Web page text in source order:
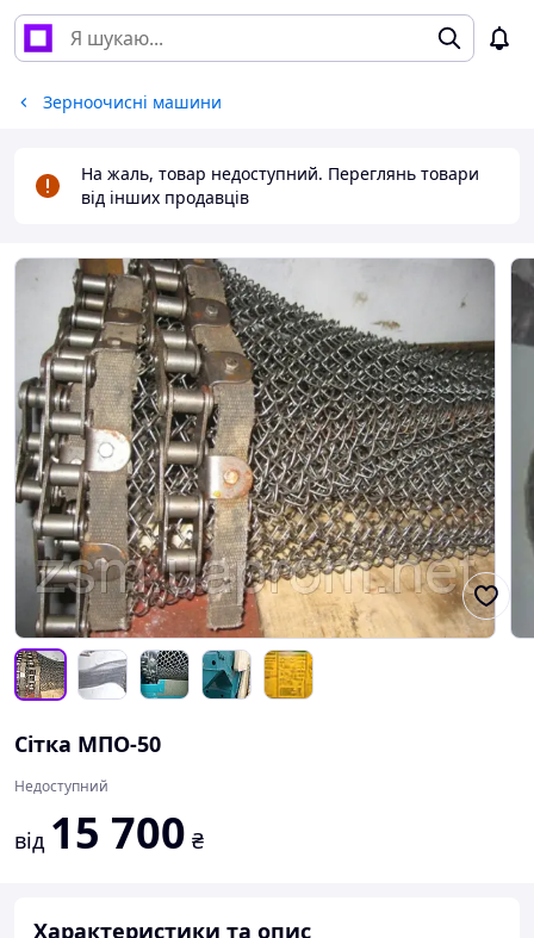
Зерноочисні машини
На жаль, товар недоступний. Переглянь товари
від інших продавців
Сітка МПО-50
Недоступний
від 15 700 ₴
Характеристики та опис